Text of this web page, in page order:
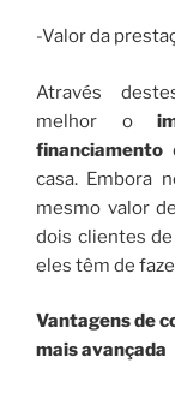
-Valor da
Através
melhor o
financiamento
casa. Embora
mesmo valor
dois clientes
eles têm de
Vantagens de
mais avançada